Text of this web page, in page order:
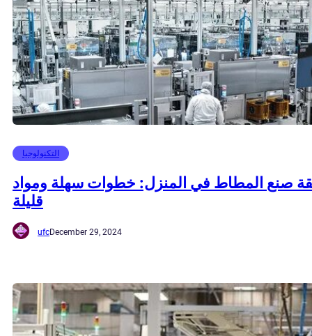
التكنولوجيا
صنع المطاط في المنزل: خطوات سهلة ومواد
قليلة
ufcDecember 29, 2024